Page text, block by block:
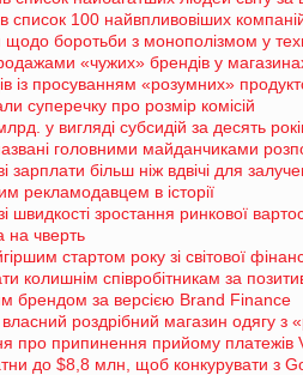
список 100 найвпливовіших
боротьби з монополізмом у
«чужих» брендів у
із просуванням «розумних»
суперечку про розмір комісій
у вигляді субсидій за десять
головними майданчиками
більш ніж вдвічі для
рекламодавцем в історії
зростання ринкової
на чверть
стартом року зі світової
колишнім співробітникам за
брендом за версією Brand Finance
роздрібний магазин одягу
про припинення прийому платежів
до $8,8 млн, щоб конкурувати з